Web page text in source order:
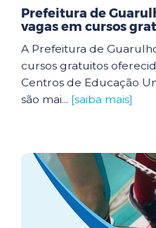
Prefeitura de
vagas em cursos
A Prefeitura de
cursos gratuitos
Centros de Educação
são mai... [saiba mais]